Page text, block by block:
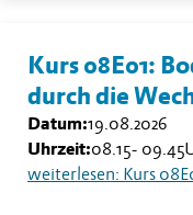
Kurs 08E01:
durch die
Datum:19.08.2026
Uhrzeit:08.15- 09.45